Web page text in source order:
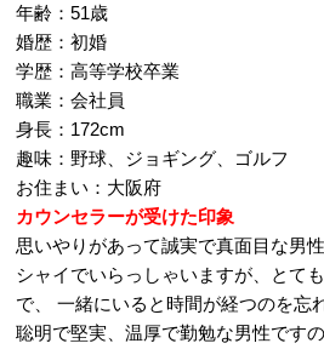
年齢：51歳
婚歴：初婚
学歴：高等学校卒業
職業：会社員
身長：172cm
趣味：野球、ジョギング、ゴルフ
お住まい：大阪府
カウンセラーが受けた印象
思いやりがあって誠実で真面目な男性
シャイでいらっしゃいますが、とて
で、 一緒にいると時間が経つのを忘
聡明で堅実、温厚で勤勉な男性です